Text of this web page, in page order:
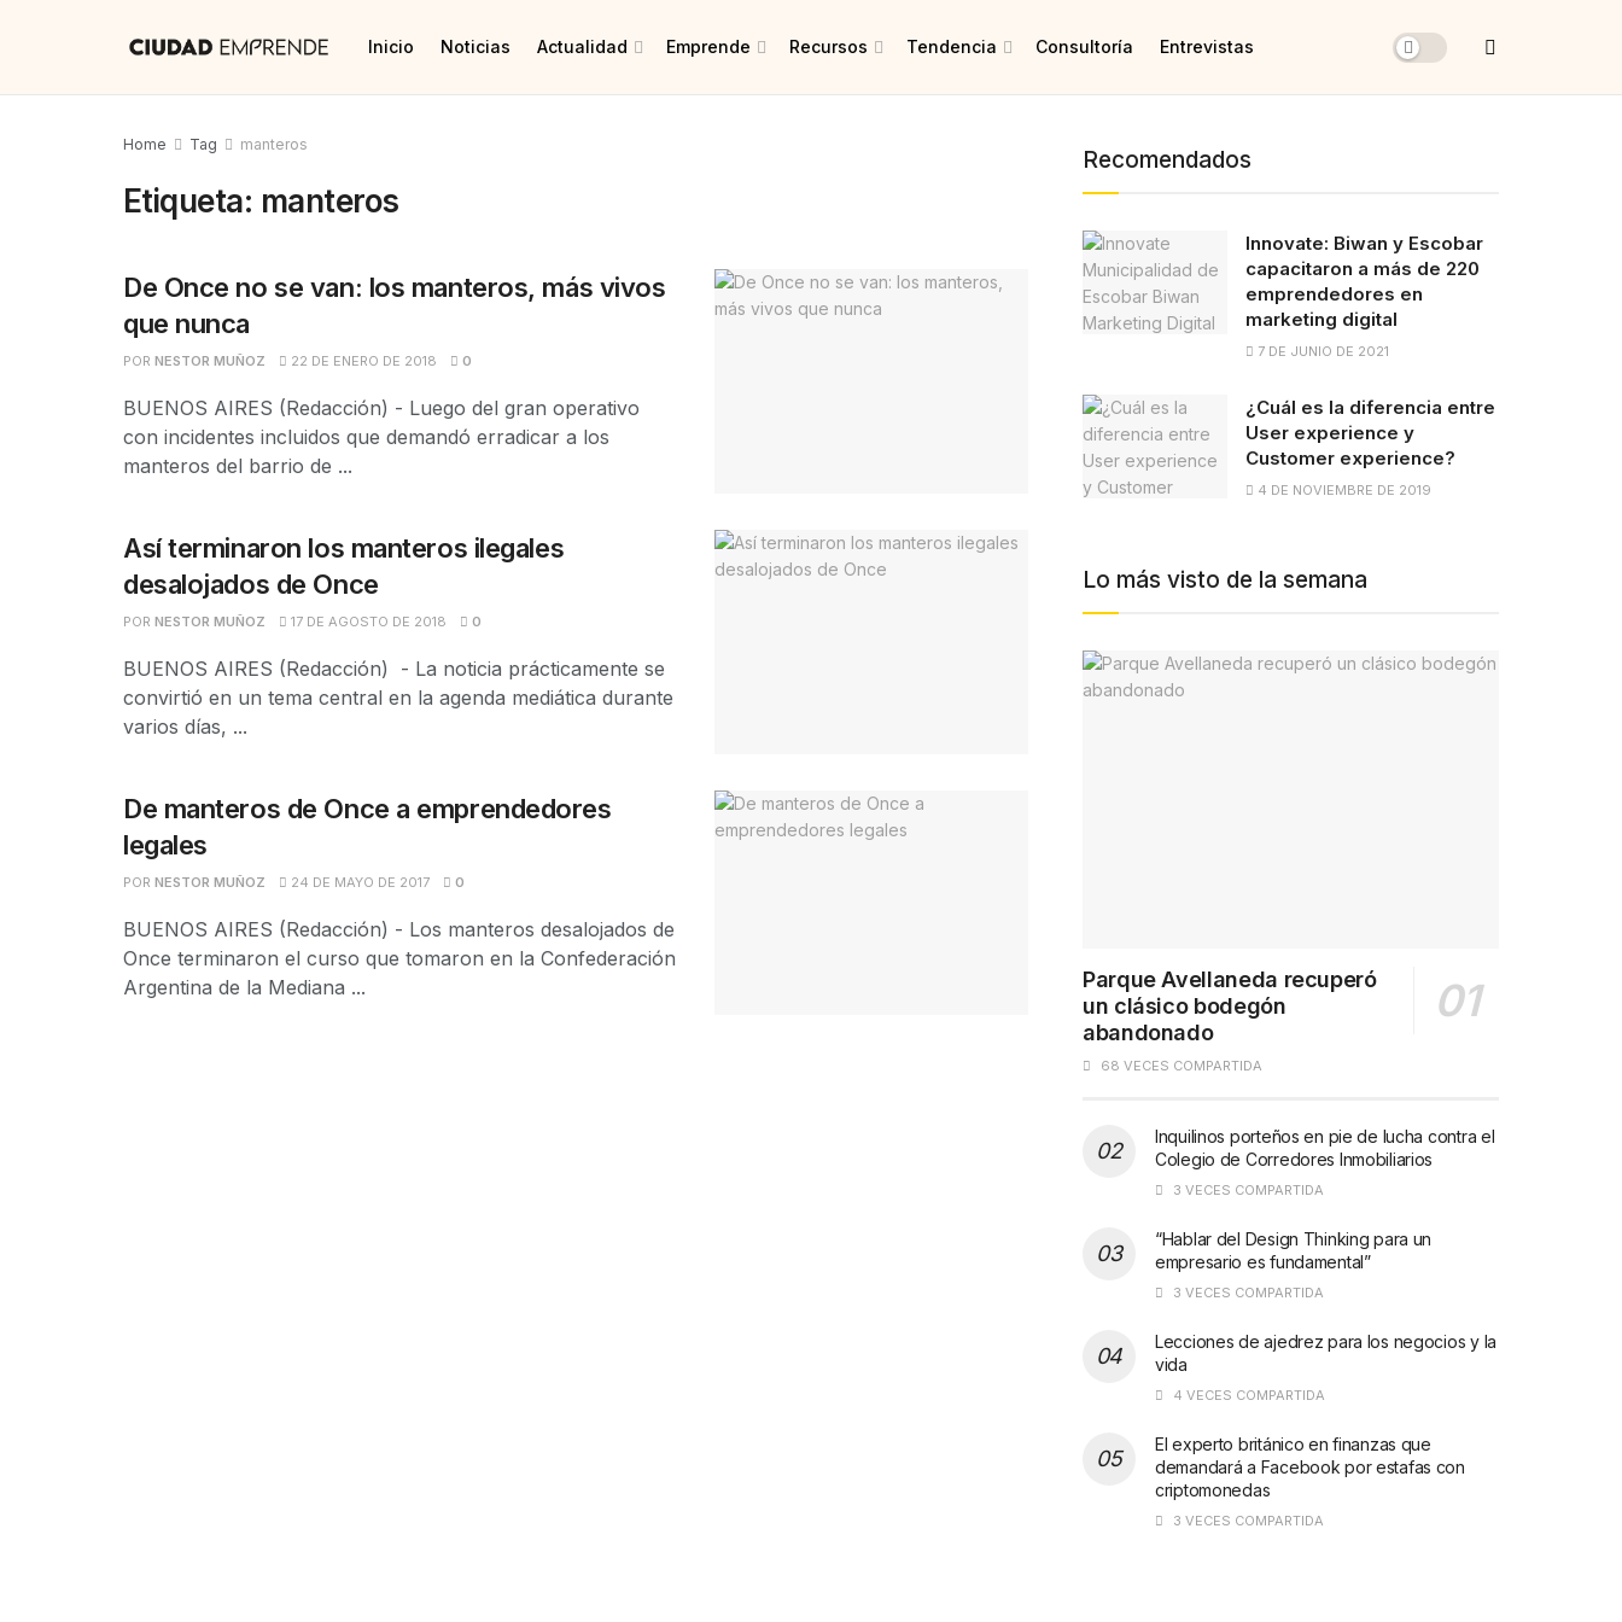
Inicio Noticias Actualidad Emprende Recursos Tendencia Consultoría Entrevistas
Home Tag manteros
Etiqueta: manteros
De Once no se van: los manteros, más vivos
que nunca
POR NESTOR MUÑOZ 22 DE ENERO DE 2018 0
BUENOS AIRES (Redacción) - Luego del gran operativo
con incidentes incluidos que demandó erradicar a los
manteros del barrio de ...
Así terminaron los manteros ilegales
desalojados de Once
POR NESTOR MUÑOZ 17 DE AGOSTO DE 2018 0
BUENOS AIRES (Redacción) - La noticia prácticamente se
convirtió en un tema central en la agenda mediática durante
varios días, ...
De manteros de Once a emprendedores
legales
POR NESTOR MUÑOZ 24 DE MAYO DE 2017 0
BUENOS AIRES (Redacción) - Los manteros desalojados de
Once terminaron el curso que tomaron en la Confederación
Argentina de la Mediana ...
Recomendados
Innovate: Biwan y Escobar
capacitaron a más de 220
emprendedores en
marketing digital
7 DE JUNIO DE 2021
¿Cuál es la diferencia entre
User experience y
Customer experience?
4 DE NOVIEMBRE DE 2019
Lo más visto de la semana
Parque Avellaneda recuperó
un clásico bodegón
abandonado
68 VECES COMPARTIDA
Inquilinos porteños en pie de lucha contra el
Colegio de Corredores Inmobiliarios
3 VECES COMPARTIDA
“Hablar del Design Thinking para un
empresario es fundamental”
3 VECES COMPARTIDA
Lecciones de ajedrez para los negocios y la
vida
4 VECES COMPARTIDA
El experto británico en finanzas que
demandará a Facebook por estafas con
criptomonedas
3 VECES COMPARTIDA